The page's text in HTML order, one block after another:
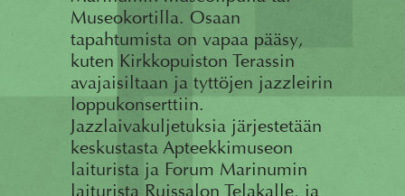
Museokortilla. Osaan
tapahtumista on vapaa pääsy,
kuten Kirkkopuiston Terassin
avajaisiltaan ja tyttöjen jazzleirin
loppukonserttiin.
Jazzlaivakuljetuksia järjestetään
keskustasta Apteekkimuseon
laiturista ja Forum Marinumin
laiturista Ruissalon Telakalle, ja